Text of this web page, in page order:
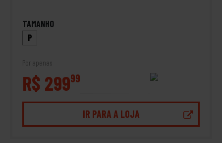
TAMANHO
P
Por apenas
R$ 29999
IR PARA A LOJA